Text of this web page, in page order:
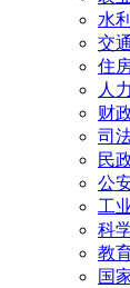
水
交
住
人
财
司
民
公
工
科
教
国